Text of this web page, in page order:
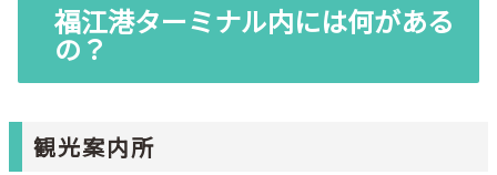
福江港ターミナル内には何がある
の？
観光案内所